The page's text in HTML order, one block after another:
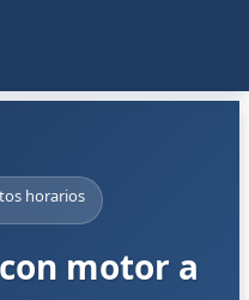
horarios
motor a